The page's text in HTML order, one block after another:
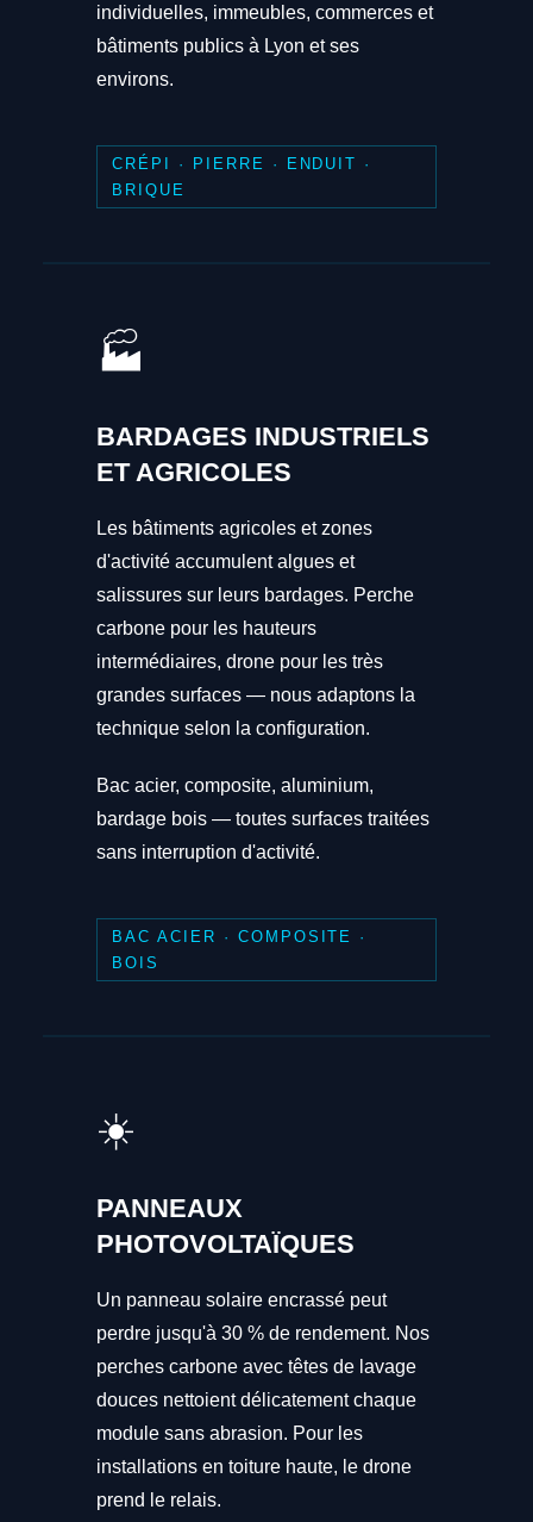
individuelles, immeubles, commerces et
bâtiments publics à Lyon et ses
environs.
CRÉPI · PIERRE · ENDUIT ·
BRIQUE
🏭
BARDAGES INDUSTRIELS
ET AGRICOLES
Les bâtiments agricoles et zones
d'activité accumulent algues et
salissures sur leurs bardages. Perche
carbone pour les hauteurs
intermédiaires, drone pour les très
grandes surfaces — nous adaptons la
technique selon la configuration.
Bac acier, composite, aluminium,
bardage bois — toutes surfaces traitées
sans interruption d'activité.
BAC ACIER · COMPOSITE ·
BOIS
☀️
PANNEAUX
PHOTOVOLTAÏQUES
Un panneau solaire encrassé peut
perdre jusqu'à 30 % de rendement. Nos
perches carbone avec têtes de lavage
douces nettoient délicatement chaque
module sans abrasion. Pour les
installations en toiture haute, le drone
prend le relais.